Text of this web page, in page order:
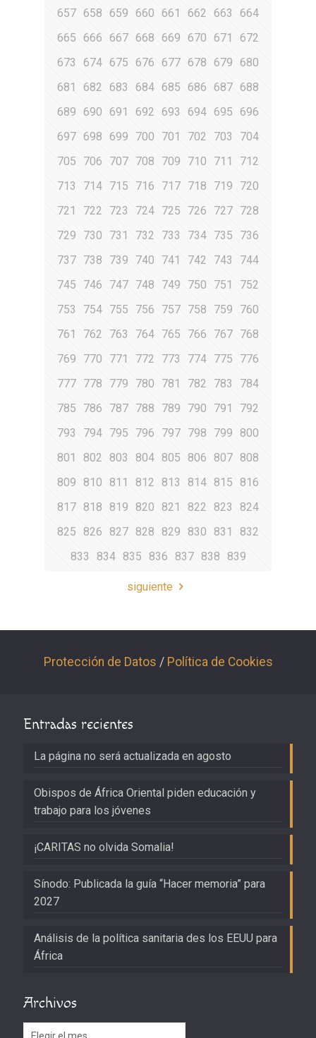
657 658 659 660 661 662 663
664
665
666 667 668 669 670 671
672
673
674 675 676 677 678 679
680
681
682 683 684 685 686 687 688
689
690 691 692 693 694 695
696
697 698 699 700 701 702 703
704
705
706 707 708 709 710 711
712
713
714 715 716 717 718 719
720
721
722 723 724 725 726 727 728
729
730 731 732 733 734 735
736
737 738 739 740 741 742 743
744
745
746 747 748 749 750 751
752
753
754 755 756 757 758 759
760
761
762 763 764 765 766 767 768
769
770 771 772 773 774 775
776
777 778 779 780 781 782 783
784
785
786 787 788 789 790 791
792
793
794 795 796 797 798 799
800
801
802 803 804 805 806 807 808
809
810 811 812 813 814 815
816
817 818 819 820 821 822 823
824
825
826 827 828 829 830 831
832
833
834 835 836 837 838 839
siguiente
Protección de Datos / Política de Cookies
Entradas recientes
La página no será actualizada en agosto
Obispos de África Oriental piden educación y
trabajo para los jóvenes
¡CARITAS no olvida Somalia!
Sínodo: Publicada la guía “Hacer memoria” para
2027
Análisis de la política sanitaria des los EEUU para
África
Archivos
Archivos